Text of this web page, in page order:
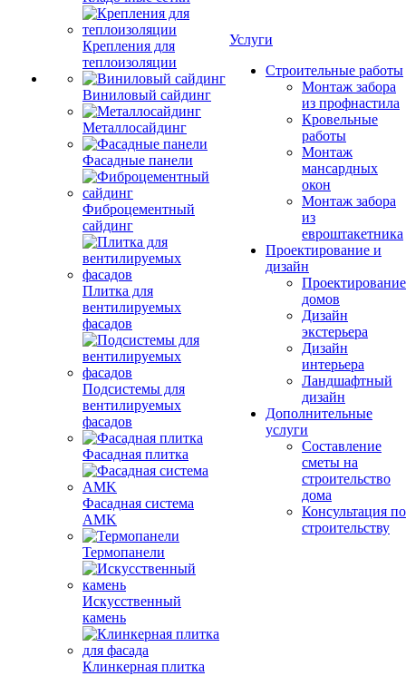
Крепления для
теплоизоляции
Виниловый сайдинг
Металлосайдинг
Фасадные панели
Фиброцементный
сайдинг
Плитка для
вентилируемых
фасадов
Подсистемы для
вентилируемых
фасадов
Фасадная плитка
Фасадная система
AMK
Термопанели
Искусственный
камень
Клинкерная плитка
Услуги
Строительные работы
Монтаж забора
из профнастила
Кровельные
работы
Монтаж
мансардных
окон
Монтаж забора
из
евроштакетника
Проектирование и
дизайн
Проектирование
домов
Дизайн
экстерьера
Дизайн
интерьера
Ландшафтный
дизайн
Дополнительные
услуги
Составление
сметы на
строительство
дома
Консультация по
строительству